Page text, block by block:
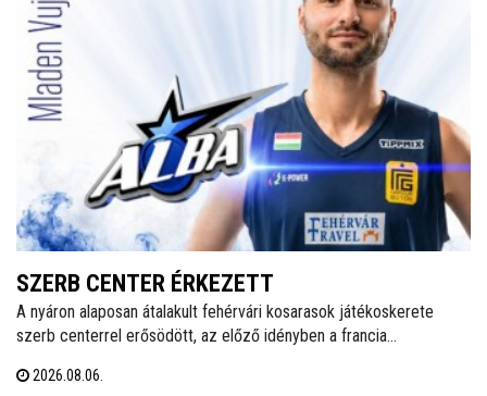
SZERB CENTER ÉRKEZETT
A nyáron alaposan átalakult fehérvári kosarasok játékoskerete
szerb centerrel erősödött, az előző idényben a francia
városába. A klub egy év után elköszönt Carlos Vallejótól, aki a
2026.08.06.